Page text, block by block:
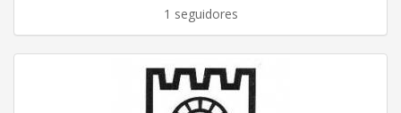
1 seguidores